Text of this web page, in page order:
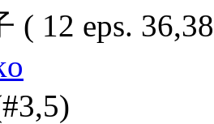
( 12 eps.